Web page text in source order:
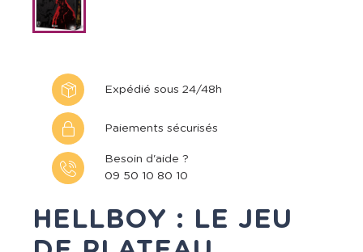
Expédié sous 24/48h
Paiements sécurisés
Besoin d'aide ?
09 50 10 80 10
HELLBOY : LE JEU